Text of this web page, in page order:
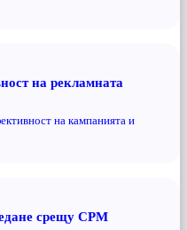
на рекламната
на кампанията и
срещу CPM